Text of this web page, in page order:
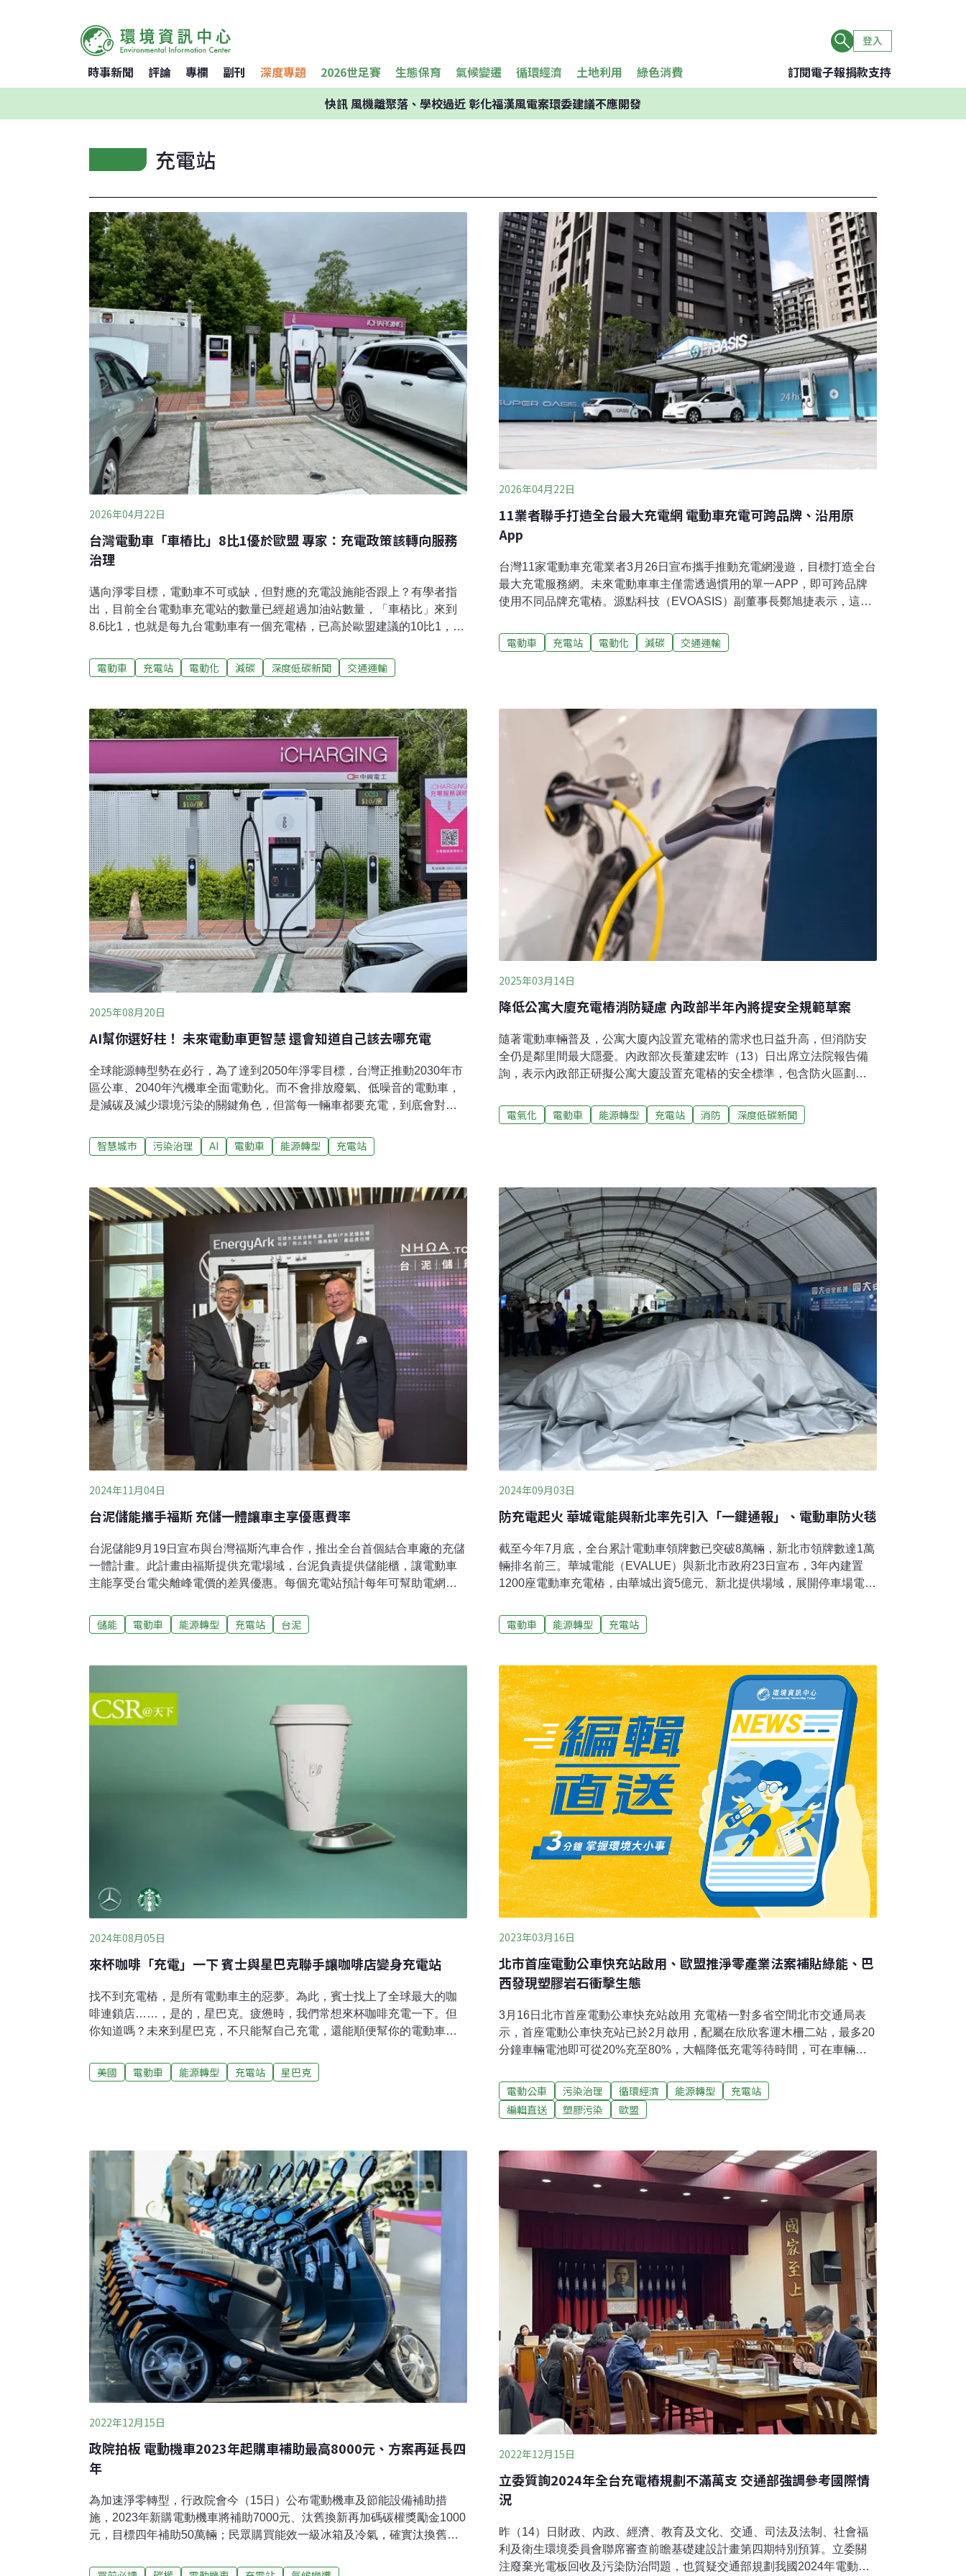
登入
時事新聞 評論 專欄 副刊 深度專題 2026世足賽 生態保育 氣候變遷 循環經濟 土地利用 綠色消費 訂閱電子報捐款支持
快訊風機離聚落、學校過近 彰化福漢風電案環委建議不應開發
充電站
2026年04月22日
台灣電動車「車樁比」8比1優於歐盟 專家：充電政策該轉向服務
治理
邁向淨零目標，電動車不可或缺，但對應的充電設施能否跟上？有學者指
出，目前全台電動車充電站的數量已經超過加油站數量，「車樁比」來到
8.6比1，也就是每九台電動車有一個充電樁，已高於歐盟建議的10比1，下
地、資料整合、電網與平台等，建立政策基礎。充電設施比例超越歐盟標
準 下一步是轉型成服務治理台灣目標2040年達成市售車輛100%電動化。
民幫推協會理事長、前台北市交通局長鍾慧諭分析指出，台灣的電動車數
量成長很快，截至2026年1月，已經有12萬8000輛電動車上路，占全體車
輛1.73%，這樣的進展已經超過國發會最初在淨零路徑中預估的1.4%。且
各項充電配套措施、法規也在修訂調整中，例如停車場相關法規開始要求
充電車位必須達一定門檻，「看起來做得差不多了。」電動車輛成長
電動車 充電站 電動化 減碳 深度低碳新聞 交通運輸
2026年04月22日
11業者聯手打造全台最大充電網 電動車充電可跨品牌、沿用原
App
台灣11家電動車充電業者3月26日宣布攜手推動充電網漫遊，目標打造全台
最大充電服務網。未來電動車車主僅需透過慣用的單一APP，即可跨品牌
使用不同品牌充電樁。源點科技（EVOASIS）副董事長鄭旭捷表示，這項
場「餅做大」，並藉由更方便的充電環境，吸引更多燃油車車主轉向電動
車。11業者串聯全台6成DC快充槍，OCPI協定成關鍵該計畫期望打造「全
畢，就能實現跨品牌充電互通，電動車主只需使用單一會員帳號，就能在
不同品牌站點啟動充電服務，降低跨平台使用門檻，減少需要下載的APP
與切換帳號的不便，擴大車主可使用的充電網路範圍。源點
電動車 充電站 電動化 減碳 交通運輸
2025年08月20日
AI幫你選好柱！ 未來電動車更智慧 還會知道自己該去哪充電
全球能源轉型勢在必行，為了達到2050年淨零目標，台灣正推動2030年市
區公車、2040年汽機車全面電動化。而不會排放廢氣、低噪音的電動車，
是減碳及減少環境污染的關鍵角色，但當每一輛車都要充電，到底會對電
聽聽智慧車輛領域的專家——工研院機械所經理黃立恭怎麼說。我們的電
網扛得住嗎？有什麼挑戰與壓力？讓我們先切換成老鷹視角，問一個問
過200億度！若以台灣一般家庭平均每天用電11.5度計算，這相當於全台灣
1000萬戶家庭約半年的用電量！面臨電動車日益可觀的用電量，黃立恭分
析道，目前的電力系統有用地、電能調度及技術層面的三大挑戰。接著再
切換成蚯蚓視角，問第二個問題：台灣都市地狹人稠，充電樁要建在哪
裏？答案絕對不是隨便建。首先，在老舊社區與集合住宅，停車位狹小加
上電力設施
智慧城市 污染治理 AI 電動車 能源轉型 充電站
2025年03月14日
降低公寓大廈充電樁消防疑慮 內政部半年內將提安全規範草案
隨著電動車輛普及，公寓大廈內設置充電樁的需求也日益升高，但消防安
全仍是鄰里間最大隱憂。內政部次長董建宏昨（13）日出席立法院報告備
詢，表示內政部正研擬公寓大廈設置充電樁的安全標準，包含防火區劃規
充電樁安全研究 半年內提出修法草案近來電動車充電火警意外頻傳，立法
院內政委員會昨日召開本會期第一次會議，邀請內政部報告公寓大廈設置
依研究成果研議修正《建築技術規則》與《消防安全設備設置標準》等相
關安全規範，最快可在半年內報行政院提出草案、送立法院審查。未來目
標朝公有建物先行示範。董建宏強調，充電樁本身的電氣規範已完備，重
點在防火救災等安全疑慮。例如
電氣化 電動車 能源轉型 充電站 消防 深度低碳新聞
2024年11月04日
台泥儲能攜手福斯 充儲一體讓車主享優惠費率
台泥儲能9月19日宣布與台灣福斯汽車合作，推出全台首個結合車廠的充儲
一體計畫。此計畫由福斯提供充電場域，台泥負責提供儲能櫃，讓電動車
主能享受台電尖離峰電價的差異優惠。每個充電站預計每年可幫助電網減
優惠費率福斯最新電動休旅車ID.4與ID.5於9月19日正式在台亮相。針對充
電樁布局，台灣福斯汽車總裁Steffen Knapp表示，計劃在全台建設14座功
經銷商合作建造。除了充電站設置，台泥將提供福斯儲能系統解決方案，
享有更優惠的充電費率，台泥還將參與表後電力交易，賺取額外收入。儲
能系統的引入對電動車主和充電站業主都有利。台泥企業團亞洲充儲事業
群總經理王建全指出，儲能系統能利用「削峰填谷」的優勢，在用
儲能 電動車 能源轉型 充電站 台泥
2024年09月03日
防充電起火 華城電能與新北率先引入「一鍵通報」、電動車防火毯
截至今年7月底，全台累計電動車領牌數已突破8萬輛，新北市領牌數達1萬
輛排名前三。華城電能（EVALUE）與新北市政府23日宣布，3年內建置
1200座電動車充電樁，由華城出資5億元、新北提供場域，展開停車場電動
率先引入一鍵通報、消防毯，提高電動車的消防安全。自建加上新北市合
作案，華城2年內充電樁營收提高六倍華城電機暨華城電能執行長許逸晟表
需要20～40分鐘，但有鑑於「車子停下時間往往比行駛長，既然停下車，
我們就有機會提供充電服務，讓車主不需為了等待去找充電站。」其中
1,200座充電樁包括歐規、美規7kW（瓩）、11kW、180kW多種功率，將
分布於新北市共229個站點，目前充電價格為AC充電樁每度電8元，DC充
電樁每度電落在11元。其中根據新北市公有路外停車場電動
電動車 能源轉型 充電站
2024年08月05日
來杯咖啡「充電」一下 賓士與星巴克聯手讓咖啡店變身充電站
找不到充電樁，是所有電動車主的惡夢。為此，賓士找上了全球最大的咖
啡連鎖店……，是的，星巴克。疲憊時，我們常想來杯咖啡充電一下。但
你知道嗎？未來到星巴克，不只能幫自己充電，還能順便幫你的電動車充
計在美國5號州際高速公路旁的一百多家星巴克設置電動車快速充電樁，強
調100%綠能，適用所有電動車，並支援多種支付方式。該公路貫穿美西，
充電站，是這家百歲德國車商雄心計畫的一部分：2030年前，斥資10億美
元在全球打造2000個電動車充電中心，超過1萬個充電樁，賓士稱之為「高
功率充電網」（Mercedes
美國 電動車 能源轉型 充電站 星巴克
2023年03月16日
北市首座電動公車快充站啟用、歐盟推淨零產業法案補貼綠能、巴
西發現塑膠岩石衝擊生態
3月16日北市首座電動公車快充站啟用 充電樁一對多省空間北市交通局表
示，首座電動公車快充站已於2月啟用，配屬在欣欣客運木柵二站，最多20
分鐘車輛電池即可從20%充至80%，大幅降低充電等待時間，可在車輛返
下，增進車輛使用效率。充電樁為一對多，五個充電樁就可滿足27台車。
交通局指出，北市目前共348輛電動公車，預計年底前達650輛，而今
（2023）年到2030年將配合車輛屆齡期間逐年汰舊換新，平均每年400
臭 八里污水廠挨罰新北市議員鄭宇恩接獲投訴，指台北市政府代管的八里
污水處理廠在2017年曾偷排廢水、2020年堆置淤泥影響環境，如今又故態
復萌，至少有四百包淤泥堆置在廠區內，臭味嚴重影響生活品質。對此，
新北市環保局表示，已經告發並要求在4月10日前完成清除。此外
電動公車 污染治理 循環經濟 能源轉型
充電站
編輯直送
塑膠污染 歐盟
2022年12月15日
政院拍板 電動機車2023年起購車補助最高8000元、方案再延長四
年
為加速淨零轉型，行政院會今（15日）公布電動機車及節能設備補助措
施，2023年新購電動機車將補助7000元、汰舊換新再加碼碳權獎勵金1000
元，目標四年補助50萬輛；民眾購買能效一級冰箱及冷氣，確實汰換舊機
民眾購買電動機車、汰換老舊家電，也促進商業、服務業者加速汰換耗電
2022年12月15日
立委質詢2024年全台充電樁規劃不滿萬支 交通部強調參考國際情
況
昨（14）日財政、內政、經濟、教育及文化、交通、司法及法制、社會福
利及衛生環境委員會聯席審查前瞻基礎建設計畫第四期特別預算。立委關
注廢棄光電板回收及污染防治問題，也質疑交通部規劃我國2024年電動車